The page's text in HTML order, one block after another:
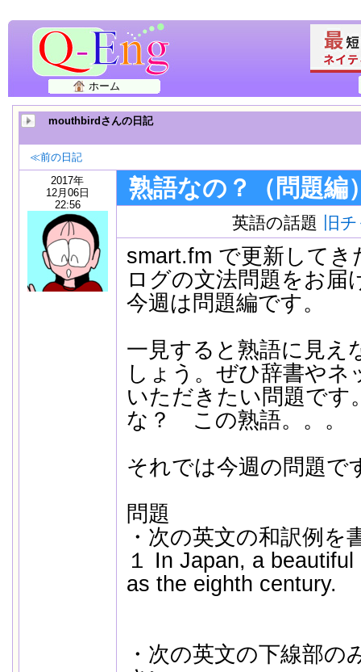
ホーム
mouthbirdさんの日記
≪前の日記
2017年
12月06日
22:56
熟語なの？（問題編
英語の話題 旧
smart.fm で更新して
ログの文法問題をお届
今週は問題編です。
一見すると熟語に見え
しょう。ぜひ辞書やネ
いただきたい問題です
な？ この熟語。。。
それでは今週の問題で
問題
・次の英文の和訳例を
１ In Japan, a
as the eighth century.
・次の英文の下線部